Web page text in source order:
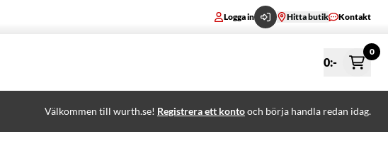
Logga in Hitta butik Kontakt
0:-
0
Välkommen till wurth.se! Registrera ett kontooch börja handla redan idag.